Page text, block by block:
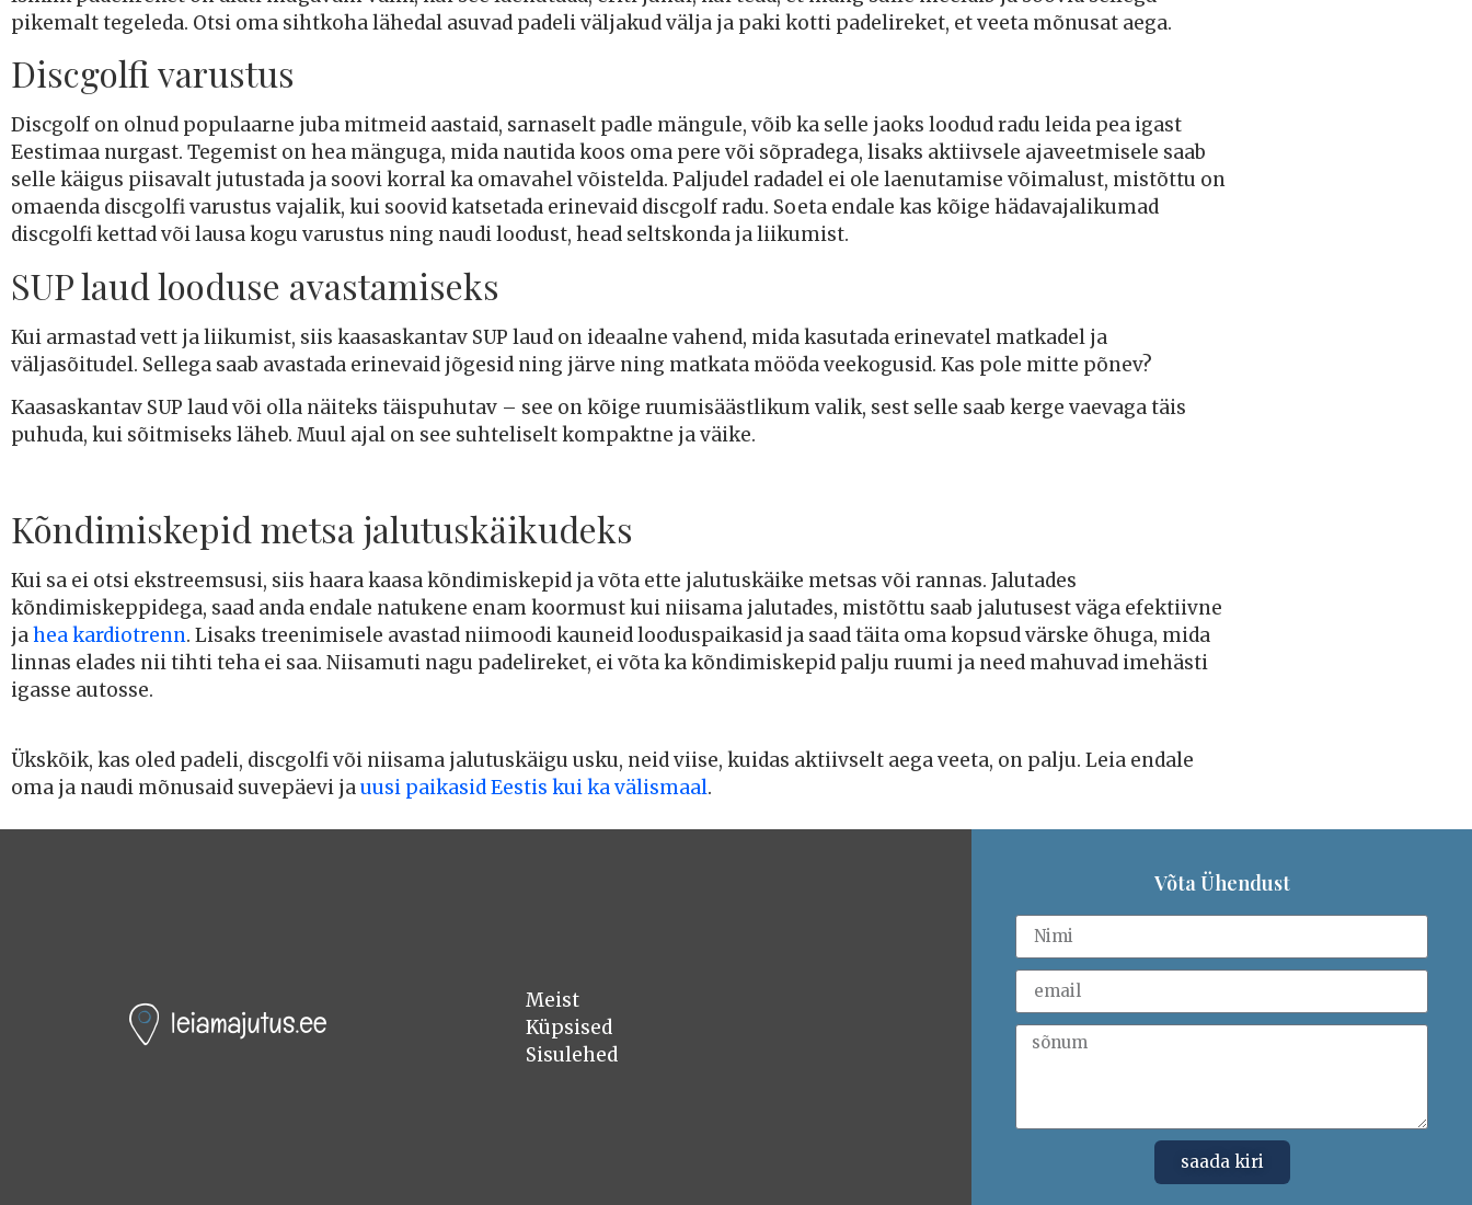
pikemalt tegeleda. Otsi oma sihtkoha lähedal asuvad padeli väljakud välja ja paki kotti padelireket, et veeta mõnusat aega.
Discgolfi varustus
Discgolf on olnud populaarne juba mitmeid aastaid, sarnaselt padle mängule, võib ka selle jaoks loodud radu leida pea igast
Eestimaa nurgast. Tegemist on hea mänguga, mida nautida koos oma pere või sõpradega, lisaks aktiivsele ajaveetmisele saab
selle käigus piisavalt jutustada ja soovi korral ka omavahel võistelda. Paljudel radadel ei ole laenutamise võimalust, mistõttu on
omaenda discgolfi varustus vajalik, kui soovid katsetada erinevaid discgolf radu. Soeta endale kas kõige hädavajalikumad
discgolfi kettad või lausa kogu varustus ning naudi loodust, head seltskonda ja liikumist.
SUP laud looduse avastamiseks
Kui armastad vett ja liikumist, siis kaasaskantav SUP laud on ideaalne vahend, mida kasutada erinevatel matkadel ja
väljasõitudel. Sellega saab avastada erinevaid jõgesid ning järve ning matkata mööda veekogusid. Kas pole mitte põnev?
Kaasaskantav SUP laud või olla näiteks täispuhutav – see on kõige ruumisäästlikum valik, sest selle saab kerge vaevaga täis
puhuda, kui sõitmiseks läheb. Muul ajal on see suhteliselt kompaktne ja väike.
Kõndimiskepid metsa jalutuskäikudeks
Kui sa ei otsi ekstreemsusi, siis haara kaasa kõndimiskepid ja võta ette jalutuskäike metsas või rannas. Jalutades
kõndimiskeppidega, saad anda endale natukene enam koormust kui niisama jalutades, mistõttu saab jalutusest väga efektiivne
jahea kardiotrenn. Lisaks treenimisele avastad niimoodi kauneid looduspaikasid ja saad täita oma kopsud värske õhuga, mida
linnas elades nii tihti teha ei saa. Niisamuti nagu padelireket, ei võta ka kõndimiskepid palju ruumi ja need mahuvad imehästi
igasse autosse.
Ükskõik, kas oled padeli, discgolfi või niisama jalutuskäigu usku, neid viise, kuidas aktiivselt aega veeta, on palju. Leia endale
oma ja naudi mõnusaid suvepäevi jauusi paikasid Eestis kui ka välismaal.
Meist
Küpsised
Sisulehed
Võta Ühendust
saada kiri